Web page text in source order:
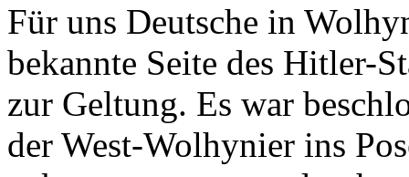
Für uns Deutsche in
bekannte Seite des Hitler-
zur Geltung. Es war
der West-Wolhynier ins